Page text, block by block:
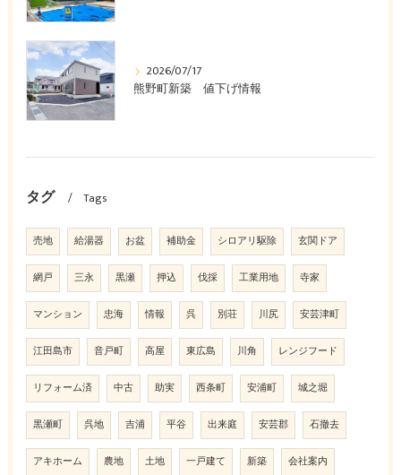
2026/07/17
熊野町新築 値下げ情報
タグ Tags
売地 給湯器 お盆 補助金 シロアリ駆除 玄関ドア
網戸 三永 黒瀬 押込 伐採 工業用地 寺家
マンション 忠海 情報 呉 別荘 川尻 安芸津町
江田島市 音戸町 高屋 東広島 川角 レンジフード
リフォーム済 中古 助実 西条町 安浦町 城之堀
黒瀬町 呉地 吉浦 平谷 出来庭 安芸郡 石撤去
アキホーム 農地 土地 一戸建て 新築 会社案内